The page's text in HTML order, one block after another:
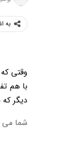
به
وقتی
با هم
دیگر
شما می